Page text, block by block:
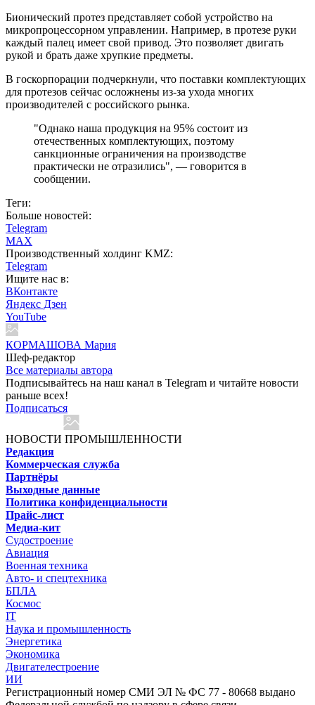
Бионический протез представляет собой устройство на
микропроцессорном управлении. Например, в протезе руки
каждый палец имеет свой привод. Это позволяет двигать
рукой и брать даже хрупкие предметы.
В госкорпорации подчеркнули, что поставки комплектующих
для протезов сейчас осложнены из-за ухода многих
производителей с российского рынка.
"Однако наша продукция на 95% состоит из
отечественных комплектующих, поэтому
санкционные ограничения на производстве
практически не отразились", — говорится в
сообщении.
Теги:
Больше новостей:
Telegram
MAX
Производственный холдинг KMZ:
Telegram
Ищите нас в:
ВКонтакте
Яндекс Дзен
YouTube
КОРМАШОВА Мария
Шеф-редактор
Все материалы автора
Подписывайтесь на наш канал в Telegram и читайте новости
раньше всех!
Подписаться
НОВОСТИ ПРОМЫШЛЕННОСТИ
Редакция
Коммерческая служба
Партнёры
Выходные данные
Политика конфиденциальности
Прайс-лист
Медиа-кит
Судостроение
Авиация
Военная техника
Авто- и спецтехника
БПЛА
Космос
IT
Наука и промышленность
Энергетика
Экономика
Двигателестроение
ИИ
Регистрационный номер СМИ ЭЛ № ФС 77 - 80668 выдано